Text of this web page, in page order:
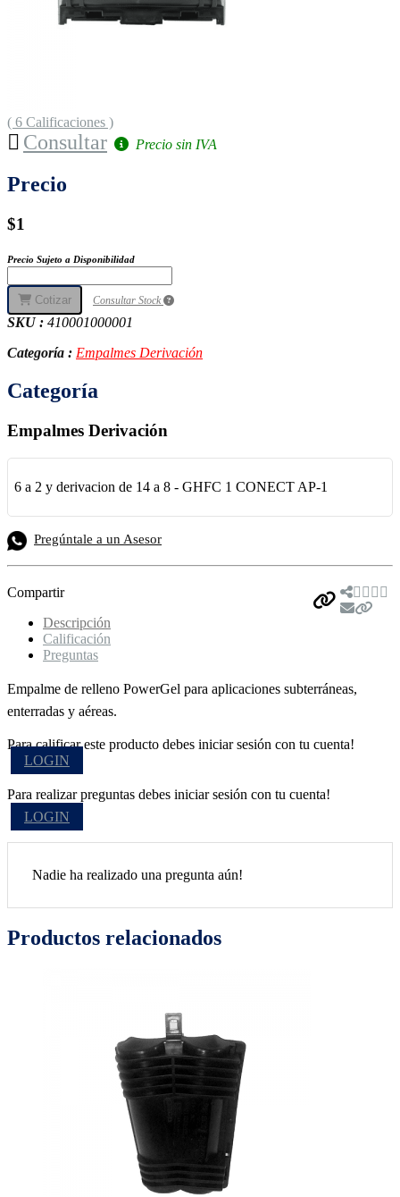
( 6 Calificaciones )
Consultar Precio sin IVA
Precio
$1
Precio Sujeto a Disponibilidad
Cotizar Consultar Stock
SKU : 410001000001
Categoría : Empalmes Derivación
Categoría
Empalmes Derivación
6 a 2 y derivacion de 14 a 8 - GHFC 1 CONECT AP-1
Pregúntale a un Asesor
Compartir
Descripción
Calificación
Preguntas
Empalme de relleno PowerGel para aplicaciones subterráneas,
enterradas y aéreas.
Para calificar este producto debes iniciar sesión con tu cuenta!
LOGIN
Para realizar preguntas debes iniciar sesión con tu cuenta!
LOGIN
Nadie ha realizado una pregunta aún!
Productos relacionados